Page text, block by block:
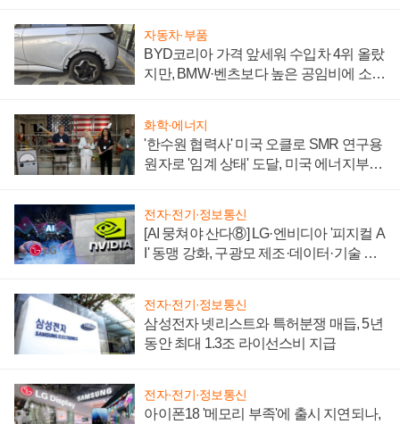
자동차·부품
BYD코리아 가격 앞세워 수입차 4위 올랐
지만, BMW·벤츠보다 높은 공임비에 소비
화학·에너지
'한수원 협력사' 미국 오클로 SMR 연구용
원자로 '임계 상태' 도달, 미국 에너지부
전자·전기·정보통신
[AI 뭉쳐야 산다⑧] LG·엔비디아 '피지컬 A
I' 동맹 강화, 구광모 제조·데이터·기술 결
전자·전기·정보통신
삼성전자 넷리스트와 특허분쟁 매듭, 5년
동안 최대 1.3조 라이선스비 지급
전자·전기·정보통신
아이폰18 '메모리 부족'에 출시 지연되나,